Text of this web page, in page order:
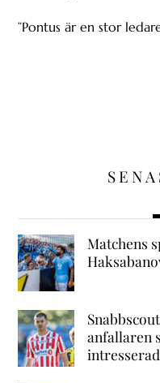
”Pontus är en stor
Matchens
anfallaren